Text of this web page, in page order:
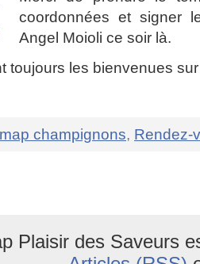
coordonnées et signer
Angel Moioli ce soir là.
toujours les bienvenues
champignons, Rendez-
Plaisir des Saveurs